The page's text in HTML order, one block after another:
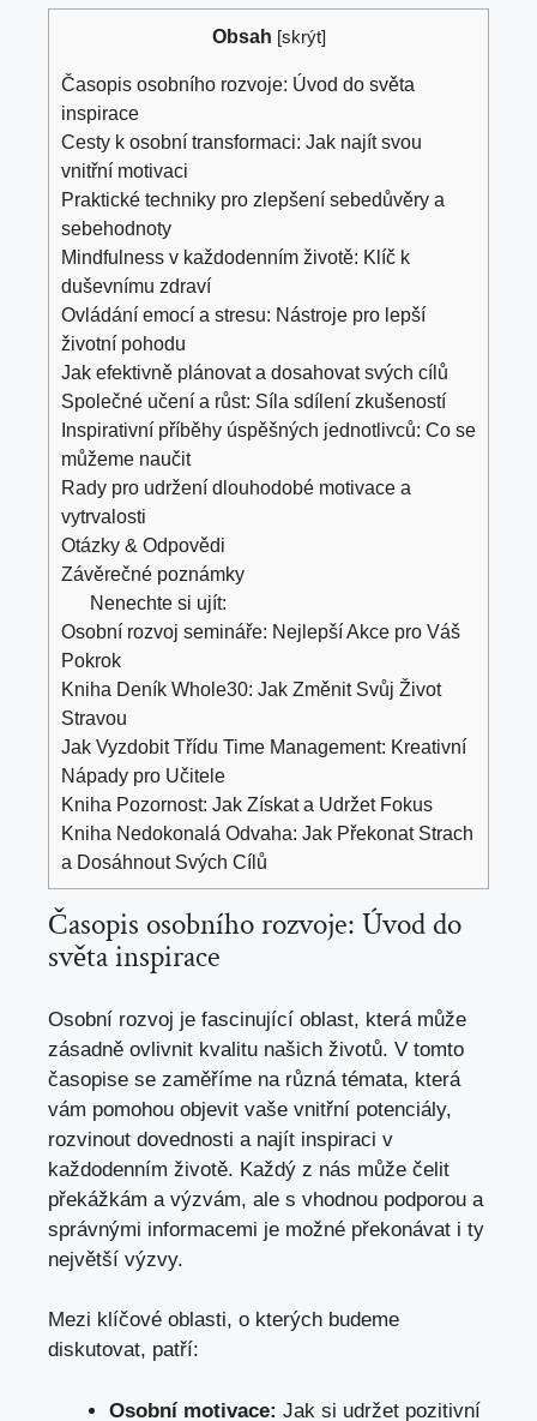
Obsah [skrýt]
Časopis osobního rozvoje: Úvod do světa
inspirace
Cesty k osobní transformaci: Jak najít svou
vnitřní motivaci
Praktické techniky pro zlepšení sebedůvěry a
sebehodnoty
Mindfulness v každodenním životě: Klíč k
duševnímu zdraví
Ovládání emocí a stresu: Nástroje pro lepší
životní pohodu
Jak efektivně plánovat a dosahovat svých cílů
Společné učení a růst: Síla sdílení zkušeností
Inspirativní příběhy úspěšných jednotlivců: Co se
můžeme naučit
Rady pro udržení dlouhodobé motivace a
vytrvalosti
Otázky & Odpovědi
Závěrečné poznámky
Nenechte si ujít:
Osobní rozvoj semináře: Nejlepší Akce pro Váš
Pokrok
Kniha Deník Whole30: Jak Změnit Svůj Život
Stravou
Jak Vyzdobit Třídu Time Management: Kreativní
Nápady pro Učitele
Kniha Pozornost: Jak Získat a Udržet Fokus
Kniha Nedokonalá Odvaha: Jak Překonat Strach
a Dosáhnout Svých Cílů
Časopis osobního rozvoje: Úvod do
světa inspirace
Osobní rozvoj je fascinující oblast, která může
zásadně ovlivnit kvalitu našich životů. V tomto
časopise se zaměříme na různá témata, která
vám pomohou objevit vaše vnitřní potenciály,
rozvinout dovednosti a najít inspiraci v
každodenním životě. Každý z nás může čelit
překážkám a výzvám, ale s vhodnou podporou a
správnými informacemi je možné překonávat i ty
největší výzvy.
Mezi klíčové oblasti, o kterých budeme
diskutovat, patří:
Osobní motivace: Jak si udržet pozitivní